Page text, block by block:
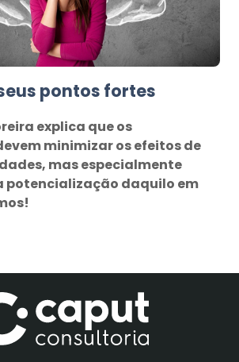
pontos fortes
explica que os
minimizar os efeitos de
mas especialmente
potencialização daquilo em